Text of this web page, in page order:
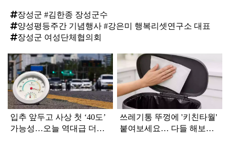
장성군 #김한종 장성군수
양성평등주간 기념행사 #강은미 행복리셋연구소 대표
장성군 여성단체협의회
탑
라
인
입추 앞두고 사상 첫 ‘40도’
가능성…오늘 역대급 더위
쓰레기통 뚜껑에 '키친타월'
붙여보세요… 다들 해보라